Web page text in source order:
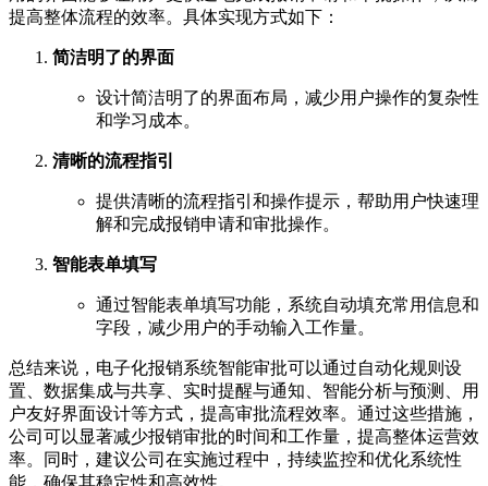
提高整体流程的效率。具体实现方式如下：
简洁明了的界面
设计简洁明了的界面布局，减少用户操作的复杂性
和学习成本。
清晰的流程指引
提供清晰的流程指引和操作提示，帮助用户快速理
解和完成报销申请和审批操作。
智能表单填写
通过智能表单填写功能，系统自动填充常用信息和
字段，减少用户的手动输入工作量。
总结来说，电子化报销系统智能审批可以通过自动化规则设
置、数据集成与共享、实时提醒与通知、智能分析与预测、用
户友好界面设计等方式，提高审批流程效率。通过这些措施，
公司可以显著减少报销审批的时间和工作量，提高整体运营效
率。同时，建议公司在实施过程中，持续监控和优化系统性
能，确保其稳定性和高效性。